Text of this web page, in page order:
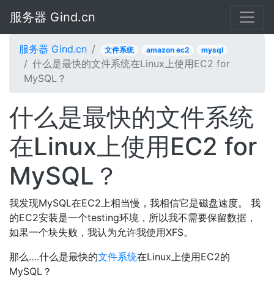
服务器 Gind.cn
服务器 Gind.cn 文件系统 amazon ec2 mysql
什么是最快的文件系统在Linux上使用EC2 for
MySQL？
什么是最快的文件系统
在Linux上使用EC2 for
MySQL？
我发现MySQL在EC2上相当慢，我相信它是磁盘速度。 我
的EC2安装是一个testing环境，所以我不需要保留数据，
如果一个块失败，我认为允许我使用XFS。
那么….什么是最快的文件系统在Linux上使用EC2的
MySQL？